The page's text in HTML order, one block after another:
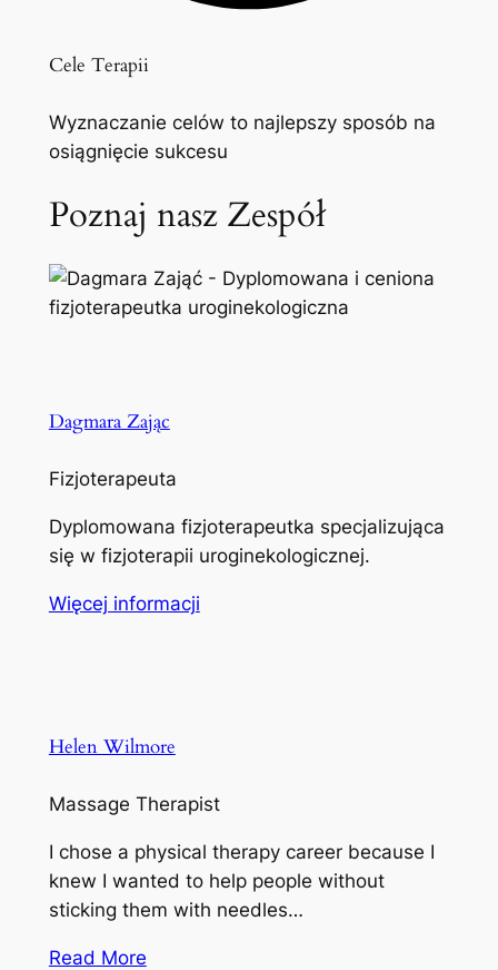
Cele Terapii
Wyznaczanie celów to najlepszy sposób na
osiągnięcie sukcesu
Poznaj nasz Zespół
Dagmara Zając
Fizjoterapeuta
Dyplomowana fizjoterapeutka specjalizująca
się w fizjoterapii uroginekologicznej.
Więcej informacji
Helen Wilmore
Massage Therapist
I chose a physical therapy career because I
knew I wanted to help people without
sticking them with needles…
Read More